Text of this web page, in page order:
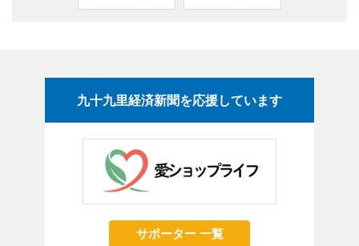
九十九里経済新聞を応援しています
サポーター 一覧